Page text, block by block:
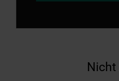
Nicht